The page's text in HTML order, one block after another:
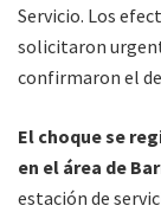
Servicio. Los
solicitaron
confirmaron el
El choque se
en el área de
estación de